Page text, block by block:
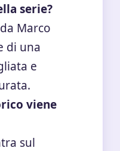
serie?
Marco
di una
e
viene
sul